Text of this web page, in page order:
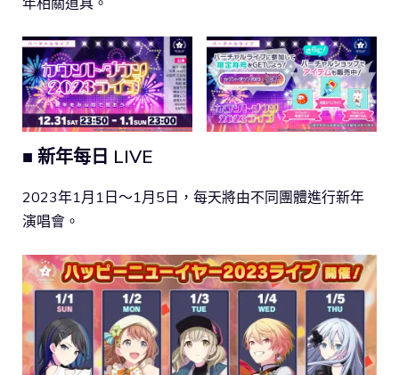
■ 新年每日 LIVE
2023年1月1日～1月5日，每天將由不同團體進行新年
演唱會。